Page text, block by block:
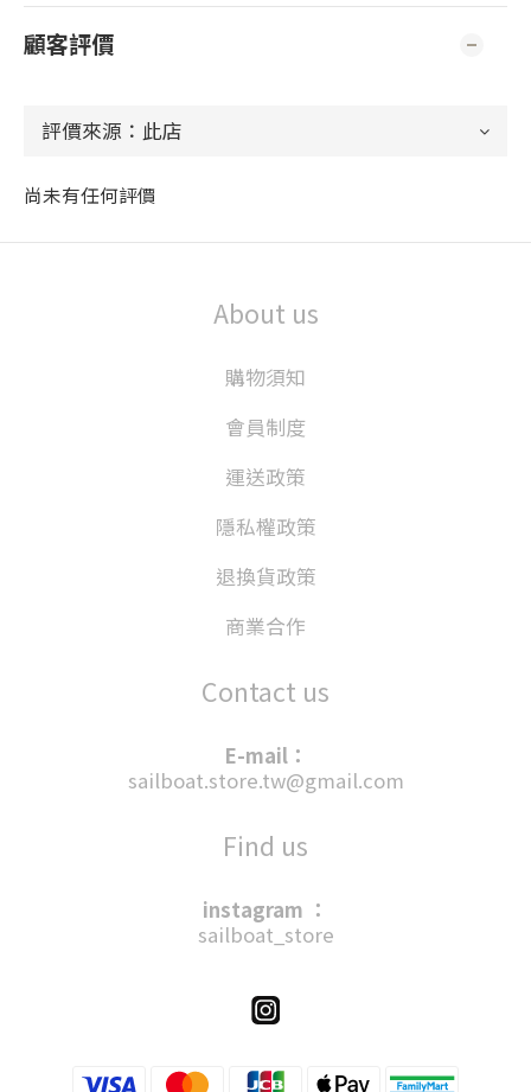
顧客評價
尚未有任何評價
About us
購物須知
會員制度
運送政策
隱私權政策
退換貨政策
商業合作
Contact us
E-mail：
sailboat.store.tw@gmail.com
Find us
instagram ：
sailboat_store